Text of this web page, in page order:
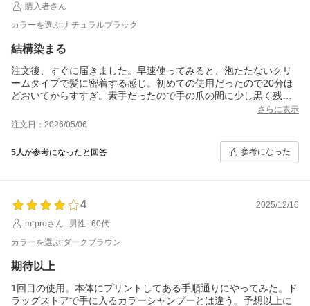
購入者さん
カラーを選ぶ:ナチュラルブラック
結構染まる
注文後、すぐに届きました。早速使ってみると、泡たたないクリ
ームタイプで髪に密着する感じ。初めての使用だったので20分ほ
どおいてからすすぎ。素手だったので手の爪の間に少し黒く残っ
たが使い古しの歯ブラシで落とせました。浴室には残らない。髪
を乾かしたら初回にしてみたら染まってる。きしまずハーブみた
さらに表示
注文日：2026/05/06
5人が参考になったと回答 参考になった
4
2025/12/16
m-proさん
男性
60代
カラーを選ぶ:ダークブラウン
期待以上
1回目の使用。本体にプリントしてある手順通りにやってみた。ド
ラッグストアで手に入るカラーシャンプーとは違う。予想以上に